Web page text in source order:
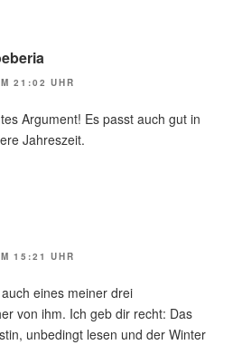
21:02 UHR
Argument! Es passt auch gut in
Jahreszeit.
15:21 UHR
eines meiner drei
von ihm. Ich geb dir recht: Das
unbedingt lesen und der Winter